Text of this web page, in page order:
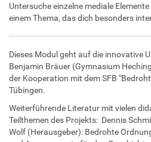
Untersuche einzelne mediale
einem Thema, das dich besonders
Dieses Modul geht auf die innovative
Benjamin Bräuer (Gymnasium
der Kooperation mit dem SFB
Tübingen.
Weiterführende Literatur mit vielen
Teilthemen des Projekts: Dennis
Wolf (Herausgeber): Bedrohte